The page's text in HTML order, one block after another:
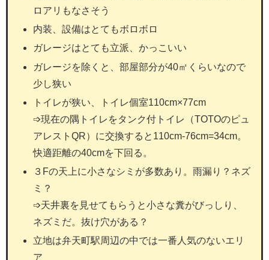
ロアリもなさそう
内装、設備はとてもボロボロ
ガレージはとても立派、かっこいい
ガレージを除くと、部屋部分が40㎡くらいなので
少し狭い
トイレが狭い、トイレ個室110cm×77cm
➩現在の隅トイレをタンク付トイレ（TOTOのピュ
アレストQR）に交換すると110cm-76cm=34cm。
快適距離の40cmを下回る。
３Fの天上に小さなシミが多数あり。雨漏り？ネズ
ミ？
➩天井裏を見せてもらうと小さな糞がびっしり、
ネズミだ。抜け穴がある？
立地は弁天町駅周辺の中では一番人気のないエリ
ア